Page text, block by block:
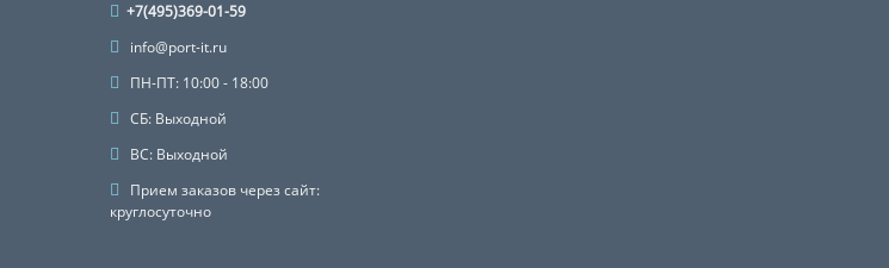
+7(495)369-01-59
info@port-it.ru
ПН-ПТ: 10:00 - 18:00
СБ: Выходной
ВС: Выходной
Прием заказов через сайт:
круглосуточно